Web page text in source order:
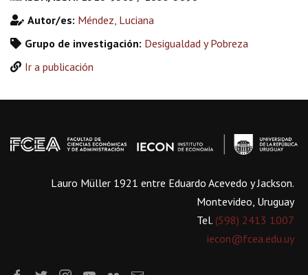
Autor/es: Méndez, Luciana
Grupo de investigación: Desigualdad y Pobreza
Ir a publicación
Lauro Müller 1921 entre Eduardo Acevedo y Jackson.
Montevideo, Uruguay
Tel. (598) 2413 1007
iecon@fcea.edu.uy